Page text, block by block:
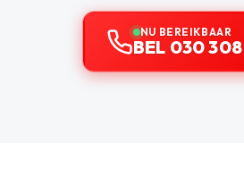
NU BEREIKBAAR
BEL 030